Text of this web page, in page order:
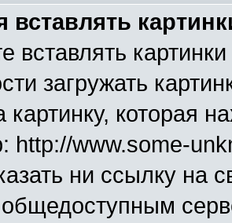
вставлять
вставлять
загружать
картинку, которая
http://www.some-
ни ссылку на